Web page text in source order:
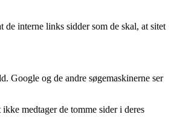
interne links sidder som de skal, at sitet
Google og de andre søgemaskinerne ser
medtager de tomme sider i deres